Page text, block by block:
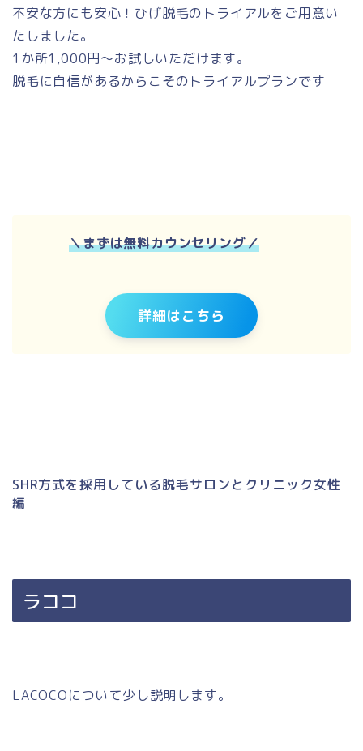
不安な方にも安心！ひげ脱毛のトライアルをご用意い
たしました。
1か所1,000円〜お試しいただけます。
脱毛に自信があるからこそのトライアルプランです
＼まずは無料カウンセリング／
詳細はこちら
SHR方式を採用している脱毛サロンとクリニック女性
編
ラココ
LACOCOについて少し説明します。